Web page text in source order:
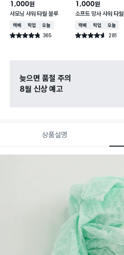
1,000원
샤모닝 샤워 타월 블루
택배배송매장픽업오늘배송
별점 4.8점 365
건 작성
1,000원
소프트 망사 샤워 타월
택배배송매장픽업오늘배송
별점 4.6점 281
건 작성
늦으면 품절 주의
8월 신상 예고
상품설명